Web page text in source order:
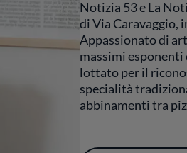
Notizia 53 e La
di Via Caravaggio,
Appassionato di
massimi esponenti
lottato per il
specialità
abbinamenti tra